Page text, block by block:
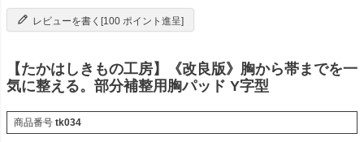
レビューを書く[100 ポイント進呈]
【たかはしきもの工房】《改良版》胸から帯までを一
気に整える。部分補整用胸パッド Y字型
商品番号 tk034